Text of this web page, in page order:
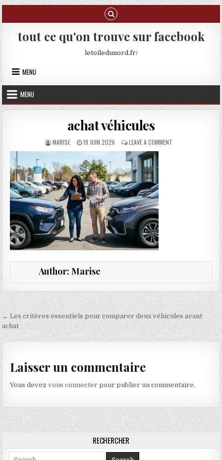
Skip to content
tout ce qu'on trouve sur facebook
letoiledunord.fr/
MENU
MENU
achat véhicules
AUTHOR:
MARISE PUBLISHED DATE:
19 JUIN 2026 LEAVE A COMMENTON ACHAT
Author: Marise
Navigation de l’article
← Les critères essentiels pour comparer deux véhicules avant
achat
Laisser un commentaire
Vous devezvous connecter pour publier un commentaire.
RECHERCHER
Search for: